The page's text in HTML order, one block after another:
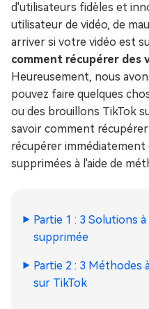
d'utilisateurs fidèles et
utilisateur de vidéo, de
arriver si votre vidéo est
comment récupérer des
Heureusement, nous
pouvez faire quelques
ou des brouillons TikTok
savoir comment
récupérer immédiatement
supprimées à l'aide de
Partie 1 : 3 Solutions
supprimée
Partie 2 : 3 Méthodes
sur TikTok